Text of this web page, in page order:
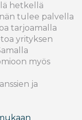
hetkellä
tulee palvella
tarjoamalla
yrityksen
myös
ja